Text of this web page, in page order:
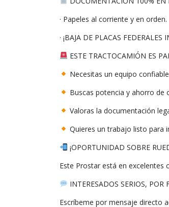
· Papeles al corriente y en orden.
· ¡BAJA DE PLACAS FEDERALES
ESTE TRACTOCAMIÓN ES
Necesitas un equipo
Buscas potencia y ahorro de
Valoras la documentación
Quieres un trabajo listo para
¡OPORTUNIDAD SOBRE
Este Prostar está en excelentes
INTERESADOS SERIOS, POR
Escríbeme por mensaje directo